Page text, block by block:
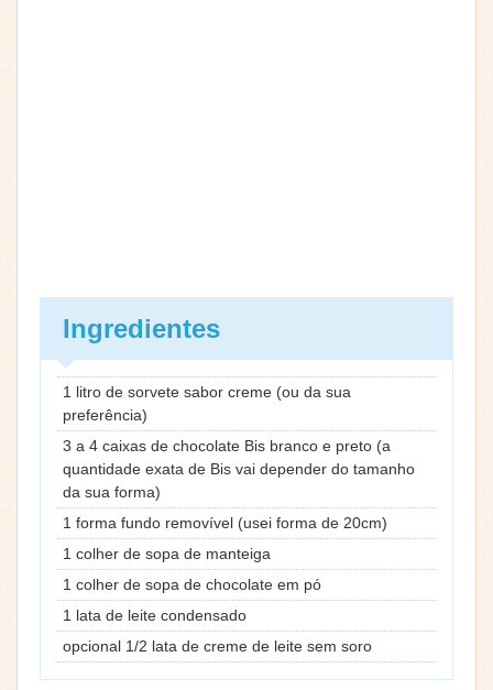
Ingredientes
1 litro de sorvete sabor creme (ou da sua
preferência)
3 a 4 caixas de chocolate Bis branco e preto (a
quantidade exata de Bis vai depender do tamanho
da sua forma)
1 forma fundo removível (usei forma de 20cm)
1 colher de sopa de manteiga
1 colher de sopa de chocolate em pó
1 lata de leite condensado
opcional 1/2 lata de creme de leite sem soro